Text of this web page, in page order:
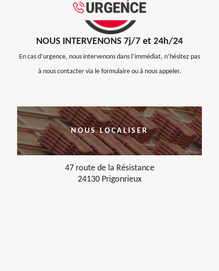
NOUS INTERVENONS 7j/7 et 24h/24
En cas d’urgence, nous intervenons dans l’immédiat, n’hésitez pas
à nous contacter via le formulaire ou à nous appeler.
NOUS LOCALISER
47 route de la Résistance
24130 Prigonrieux